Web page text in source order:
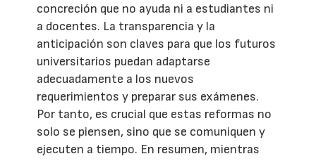
concreción que no ayuda ni a estudiantes ni
a docentes. La transparencia y la
anticipación son claves para que los futuros
universitarios puedan adaptarse
adecuadamente a los nuevos
requerimientos y preparar sus exámenes.
Por tanto, es crucial que estas reformas no
solo se piensen, sino que se comuniquen y
ejecuten a tiempo. En resumen, mientras